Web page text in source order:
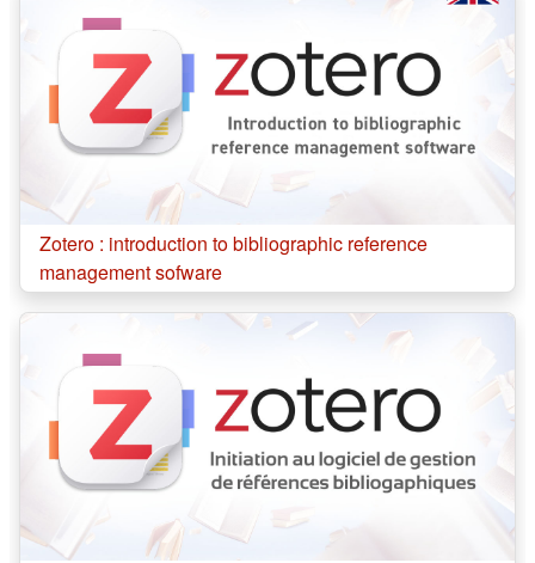
Cours:
Zotero : introduction to bibliographic reference
management sofware